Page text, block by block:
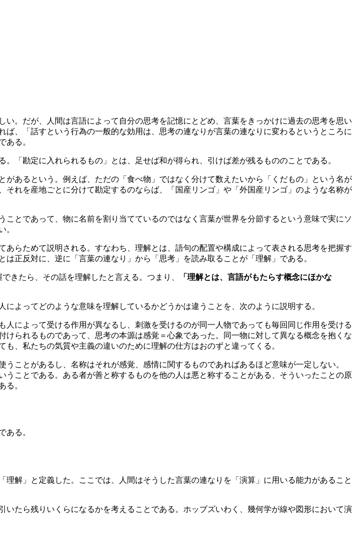
。だが、人間は言語によって自分の思考を記憶にとどめ、言葉をきっかけに過去の思考を思い
、「話すという行為の一般的な効用は、思考の連なりが言葉の連なりに変わるというところに
ある。
。「勘定に入れられるもの」とは、足せば和が得られ、引けば差が残るもののことである。
あるという。例えば、ただの「食べ物」ではなく分けて数えたいから「くだもの」という名が
れを産地ごとに分けて勘定するのならば、「国産リンゴ」や「外国産リンゴ」のような名称が
とであって、物に名前を割り当てているのではなく言葉が世界を分節するという意味で実にソ
。
らためて説明される。すなわち、理解とは、語句の配置や構成によって表される思考を把握す
正反対に、逆に「言葉の連なり」から「思考」を読み取ることが「理解」である。
きたら、その話を理解したと言える。つまり、
「理解とは、言語がもたらす概念にほかな
よってどのような意味を理解しているかどうかは違うことを、次のように説明する。
によって受ける作用が異なるし、刺激を受けるのが同一人物であっても毎回同じ作用を受ける
られるものであって、思考の本源は感覚＝心象であった。同一物に対して異なる概念を抱くな
、私たちの気質や主義の違いのために理解の仕方はおのずと違ってくる。
ことがあるし、名称はそれが感覚、感情に関するものであればあるほど意味が一定しない。
ことである。ある者が善と称するものを他の人は悪と称することがある、そういったことの原
る。
ある。
解」と定義した。ここでは、人間はそうした言葉の連なりを「演算」に用いる能力があること
たら残りいくらになるかを考えることである。ホッブズいわく、幾何学が線や図形において演